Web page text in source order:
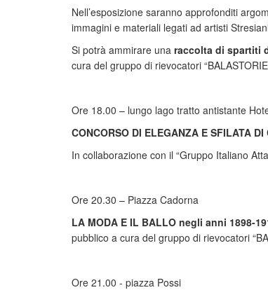
Nell’esposizione saranno approfonditi
immagini e materiali legati ad artisti
Si potrà ammirare una raccolta di spartiti
cura del gruppo di rievocatori
Ore 18.00 – lungo lago tratto antistante
CONCORSO DI ELEGANZA E SFILATA
In collaborazione con il “Gruppo Italiano
Ore 20.30 – Piazza Cadorna
LA MODA E IL BALLO negli anni 1898-
pubblico a cura del gruppo di rievocatori
Ore 21.00 - piazza Possi